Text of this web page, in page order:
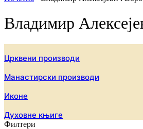
Владимир
Црквени производи
Манастирски производи
Иконе
Духовне књиге
Филтери